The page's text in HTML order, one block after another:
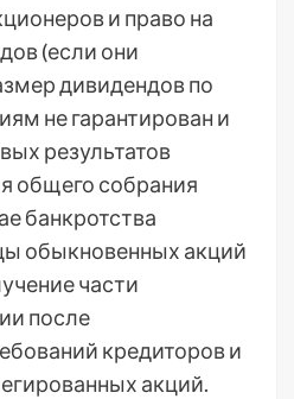
и право на
(если они
дивидендов по
не гарантирован и
результатов
общего собрания
банкротства
обыкновенных акций
части
после
кредиторов и
акций.